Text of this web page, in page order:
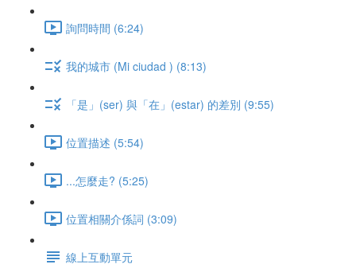
詢問時間 (6:24)
我的城市 (Mi ciudad ) (8:13)
「是」(ser) 與「在」(estar) 的差別 (9:55)
位置描述 (5:54)
...怎麼走? (5:25)
位置相關介係詞 (3:09)
線上互動單元